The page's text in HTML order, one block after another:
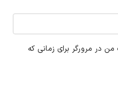
در مرورگر برای زمانی که